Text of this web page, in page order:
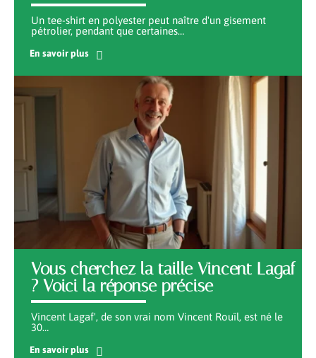
Un tee-shirt en polyester peut naître d'un gisement
pétrolier, pendant que certaines…
En savoir plus
Vous cherchez la taille Vincent Lagaf
? Voici la réponse précise
Vincent Lagaf', de son vrai nom Vincent Rouïl, est né le
30…
En savoir plus